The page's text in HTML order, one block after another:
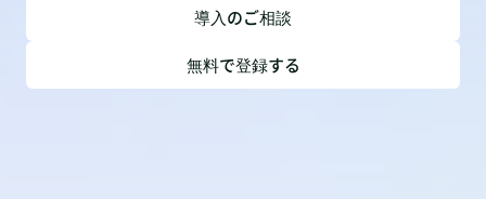
導入のご相談
無料で登録する